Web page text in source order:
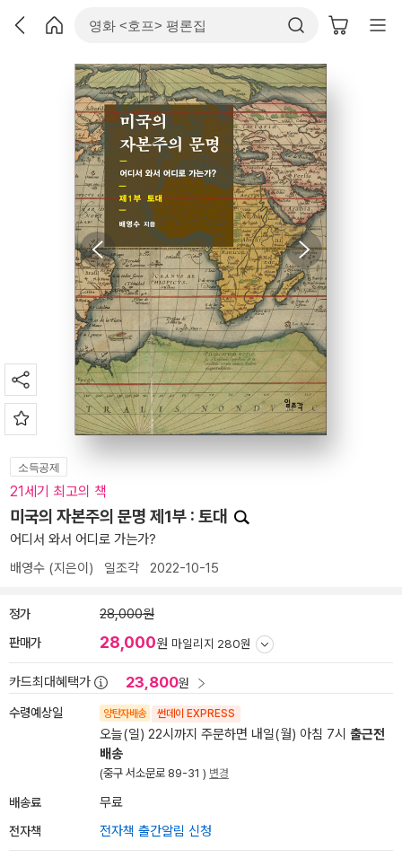
소득공제
21세기 최고의 책
미국의 자본주의 문명 제1부 : 토대
어디서 와서 어디로 가는가?
배영수 (지은이) 일조각 2022-10-15
정가 28,000원
판매가 28,000원 마일리지 280원
카드최대혜택가 23,800원
수령예상일 양탄자배송 썬데이 EXPRESS
오늘(일) 22시까지 주문하면 내일(월) 아침 7시 출근전
배송
(중구 서소문로 89-31 ) 변경
배송료 무료
전자책 전자책 출간알림 신청